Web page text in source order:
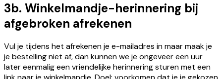
3b. Winkelmandje-herinnering bij
afgebroken afrekenen
Vul je tijdens het afrekenen je e-mailadres in maar maak je
je bestelling niet af, dan kunnen we je ongeveer een uur
later eenmalig een vriendelijke herinnering sturen met een